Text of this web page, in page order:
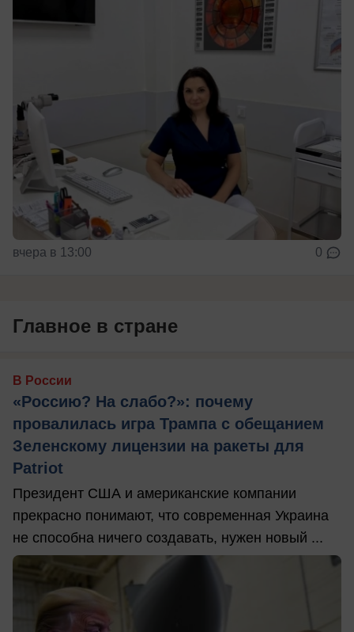
вчера в 13:00 0
Главное в стране
В России
«Россию? На слабо?»: почему
провалилась игра Трампа с обещанием
Зеленскому лицензии на ракеты для
Patriot
Президент США и американские компании
прекрасно понимают, что современная Украина
не способна ничего создавать, нужен новый ...